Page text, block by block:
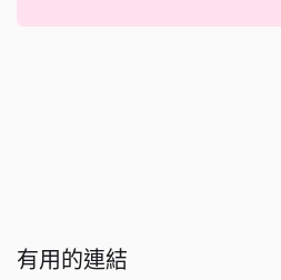
有用的連結